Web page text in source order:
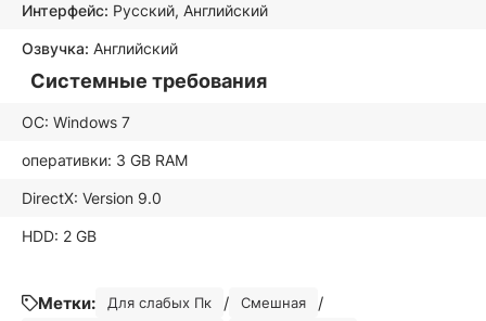
Интерфейс: Русский, Английский
Озвучка: Английский
Системные требования
ОС: Windows 7
оперативки: 3 GB RAM
DirectX: Version 9.0
НDD: 2 GB
Метки: Для слабых Пк / Смешная /